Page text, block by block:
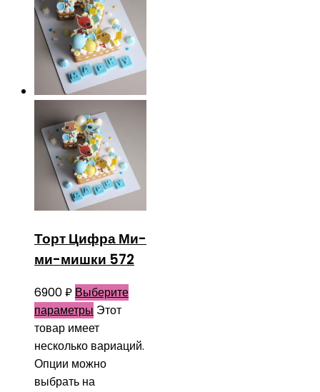
Торт Цифра Ми-
ми-мишки 572
6900₽ Выберите
параметры Этот
товар имеет
несколько вариаций.
Опции можно
выбрать на